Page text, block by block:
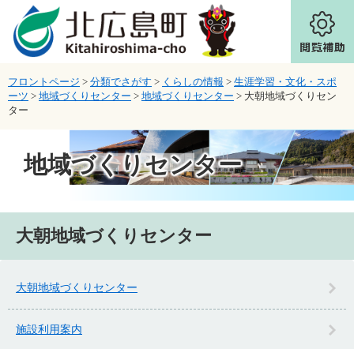
ページの先頭です。
メニューを飛ばして本文へ
フロントページ > 分類でさがす > くらしの情報 > 生涯学習・文化・スポ
ーツ > 地域づくりセンター > 地域づくりセンター > 大朝地域づくりセン
ター
地域づくりセンター
大朝地域づくりセンター
大朝地域づくりセンター
施設利用案内